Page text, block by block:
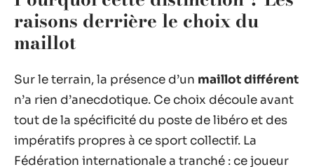
raisons derrière le choix du
maillot
Sur le terrain, la présence d’un maillot différent
n’a rien d’anecdotique. Ce choix découle avant
tout de la spécificité du poste de libéro et des
impératifs propres à ce sport collectif. La
Fédération internationale a tranché : ce joueur